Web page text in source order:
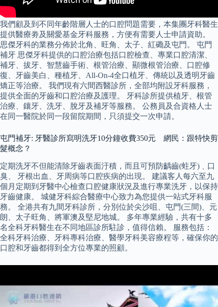
我們顧及到不同年齡階層人士的口腔問題需要，本集團牙科醫生
提供醫療劵及關愛基金牙科服務，方便有需要人士申請資助。
思傑牙科的業務分佈於北角、旺角、太子、紅磡及屯門。 屯門
補牙 思傑牙科提供的口腔治療包括口腔檢查、專業口腔清潔、
補牙、拔牙、智慧齒手術、根管治療、顯微根管治療、口腔修
復、牙齒美白、種植牙、All-On-4全口植牙、傳統以及透明牙齒
矯正等治療。 我們現有六間西醫診所，全部均附設牙科服務，
提供全面的牙齒和口腔治療及護理。 牙科診所提供植牙、根管
治療、鑲牙、洗牙、脫牙及補牙等服務。 公務員及合資格人士
在同一醫院於同一段留院期間，只須提交一次申請。
屯門補牙: 牙醫診所寫明洗牙10分鐘收費350元 網民：跟特快剪
髮概念？
定期洗牙不但能清除牙齒表面汙積，而且可預防齲齒(蛀牙)﹑口
臭、 牙根出血、牙周病等口腔疾病的出現。 建議客人每六至九
個月定期到牙醫中心檢查口腔健康狀況及進行專業洗牙，以保持
牙齒健康。 城健牙科綜合醫療中心致力為您提供一站式牙科服
務。 全港共有九間牙科診所，分別位於尖沙咀、屯門(三間)、元
朗、太子旺角、將軍澳及堅尼地城。 多年專業經驗，共有十多
名全科牙科醫生在不同地區診所駐診，值得信賴。 服務包括：
全科牙科治療、牙科專科治療、醫學牙科美容療程等，確保你的
口腔和牙齒都得到全方位專業的照顧。